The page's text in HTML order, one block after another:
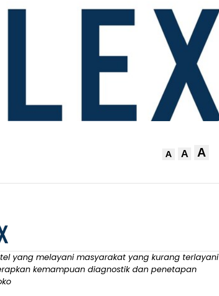
A A A
yang melayani masyarakat yang kurang terlayani
kemampuan diagnostik dan penetapan